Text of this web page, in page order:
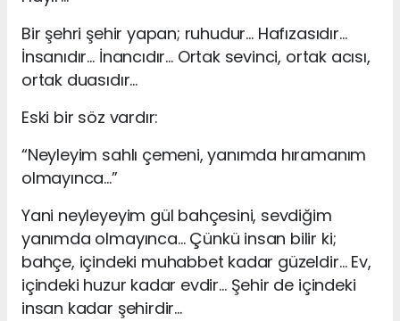
Bir şehri şehir yapan; ruhudur… Hafızasıdır…
İnsanıdır… İnancıdır… Ortak sevinci, ortak acısı,
ortak duasıdır…
Eski bir söz vardır:
“Neyleyim sahlı çemeni, yanımda hıramanım
olmayınca…”
Yani neyleyeyim gül bahçesini, sevdiğim
yanımda olmayınca… Çünkü insan bilir ki;
bahçe, içindeki muhabbet kadar güzeldir… Ev,
içindeki huzur kadar evdir… Şehir de içindeki
insan kadar şehirdir…